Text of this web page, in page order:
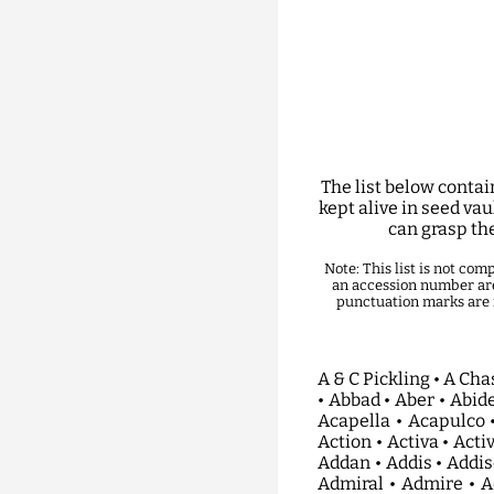
The list below
kept alive in seed
can grasp
Note: This list is not
an accession number
punctuation marks are
A & C Pickling • A Chassis • A Ma Lai Ya Pin Chung • A Testa Di Viperina • Abaan • Abacus • Abad Golfaigar • Abbad • Aber • Abide • Abigel • Abitty • Abla • Abonyi • Abordazh • Aborigen • Abounader • Abundance • Acapella • Acapulco • Accolade • Accordia • Ace • Achalsenskij Ogurec • Achituv • Acicate • Acmariu • Action • Activa • Activator • Actor • Actua • Acur • Acylia • Ada • Adagio • Adali • Adam • Adams • Adana • Addan • Addis • Addison • Adel • Adelaide • Adham • Adi • Adida • Adinda • Adjour • Admira • Admirable • Admiral • Admire • Adonis • Adontos • Adora • Adore • Adria Nowo • Adrian • Advance • Aea • Aelita • Affyne • Afilli • Afonya • African Horn • Afrodita • Agadir • Agafon • Agassi • Agat • Agatha • Agent • Aghdam • Agnes • Agneta • Agora • Agos • Agro • Agrostar • Aguria • Ahsebe • Aibai • Aidas • Aikon • Airbus • Aisopos • Aist • Aj Lehua • Ajax • Akassan • Akelskij • Akhdar • Akiles • Akilina • Akin • Akito • Akkord • Akritas • Akros • Aksel Dwarf • Akselskij • Aksu • Akter • Al Basha • Al Batinah • Al Biruni • Al Bustan • Al Fa • Al Facoz • Al Faten • Al Lajt • Al Ma Lai Ya Pin Chung • Al Mahari • Al Mashaal • Al Pasha • Al Tair • Al Yans Bejo • Al Yans Plyus • Al Zaeem • Aladdin • Alaiye • Alamdar • Alamir • Alan • Alanga • Alanis • Alantes • Alara • Alargado • Alaska • Alator • Alaya • Alba • Albaster • Albatros • Albertirsai • Albina • Albino • Albion • Albis • Alboran • Alcazaba • Alcazar • Alcor • Alda • Alegro • Alejo • Aleks • Aleksandra • Alekseich • Alena • Alenka • Alenushka • Aleppo • Alert • Aleshka • Alex • Alexander • Alexandra • Alexios • Alexis • Alfa • Alfaris • Alfavit • Alfawenus • Alfil • Alfone • Alfra • Alfrid • Alhama • Alhambra • Alhazem • Ali Baba • Alia • Aliaga • Alians • Alibi • Alice • Alicia • Alida • Aliff • Alilat • Alina • Alinda • Alisa • Alister • Alito • Aljawad • Aljona • Alko Bush Cucumber • Alkyon • All Season • Allahabad Rainy Season • Allegro • Allen • Allgreen • Allianz • Alligator • Allure • Allyur • Alma • Alma Special • Almadaen •